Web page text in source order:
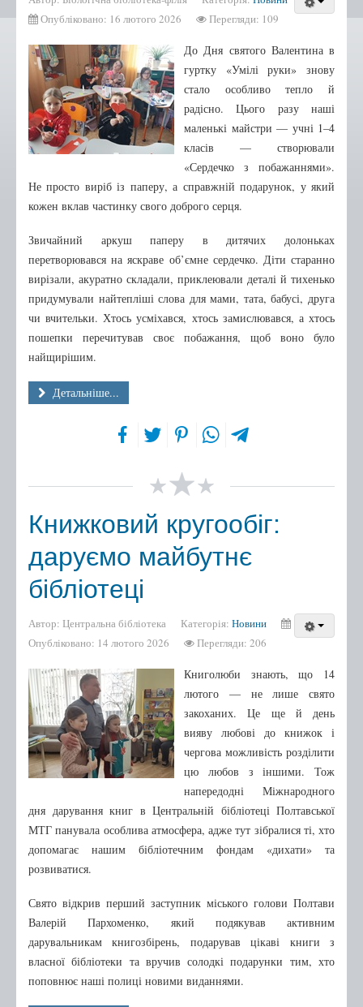
Бібліотека-філія №2
Бібліотека-філія №4
Бібліотека-філія №5
Бібліотека-філія №6
Бібліотека-філія №7
Бібліотека-філія №10
Бібліотека-філія №12
Бібліотека-філія №13
Нові надходження
Афіша
Відео
Про нас
Правила користування
Про нас в ЗМІ
Друковані видання
Архів публікацій
Опубліковано: 16 лютого 2026
Перегляди: 109
До Дня святого Валентина в
гуртку «Умілі руки» знову
стало особливо тепло й
радісно. Цього разу наші
маленькі майстри — учні 1–4
класів — створювали
«Сердечко з побажаннями».
Не просто виріб із паперу, а справжній подарунок, у який
кожен вклав частинку свого доброго серця.
Звичайний аркуш паперу в дитячих долоньках
перетворювався на яскраве об’ємне сердечко. Діти старанно
вирізали, акуратно складали, приклеювали деталі й тихенько
придумували найтепліші слова для мами, тата, бабусі, друга
чи вчительки. Хтось усміхався, хтось замислювався, а хтось
пошепки перечитував своє побажання, щоб воно було
найщирішим.
Детальніше...
Книжковий кругообіг:
даруємо майбутнє
бібліотеці
Автор: Центральна бібліотека Категорія: Новини
Опубліковано: 14 лютого 2026
Перегляди: 206
Книголюби знають, що 14
лютого — не лише свято
закоханих. Це ще й день
вияву любові до книжок і
чергова можливість розділити
цю любов з іншими. Тож
напередодні Міжнародного
дня дарування книг в Центральній бібліотеці Полтавської
МТГ панувала особлива атмосфера, адже тут зібралися ті, хто
допомагає нашим бібліотечним фондам «дихати» та
розвиватися.
Свято відкрив перший заступник міського голови Полтави
Валерій Пархоменко, який подякував активним
дарувальникам книгозбірень, подарував цікаві книги з
власної бібліотеки та вручив солодкі подарунки тим, хто
поповнює наші полиці новими виданнями.